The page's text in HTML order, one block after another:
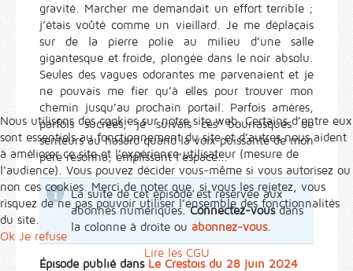
gravité. Marcher me demandait un effort terrible ;
j’étais voûté comme un vieillard. Je me déplaçais
sur de la pierre polie au milieu d’une salle
gigantesque et froide, plongée dans le noir absolu.
Seules des vagues odorantes me parvenaient et je
ne pouvais me fier qu’à elles pour trouver mon
chemin jusqu’au prochain portail. Parfois amères,
parfois sucrées, je suivais ces bourrasques de
senteurs au hasard quand la voix puissante de mon
père résonna, emplissant l’espace...
La suite de cet épisode est réservée aux
abonnés numériques.Connectez-vousdans
la colonne à droite ou abonnez-vous.
Épisode publié dans Le Crestois du 28 juin 2024
Nous utilisons des cookies sur notre site web. Certains d’entre eux
sont essentiels au fonctionnement du site et d’autres nous aident
à améliorer ce site et l’expérience utilisateur (mesure de
l'audience). Vous pouvez décider vous-même si vous autorisez ou
non ces cookies. Merci de noter que, si vous les rejetez, vous
risquez de ne pas pouvoir utiliser l’ensemble des fonctionnalités
du site.
Ok Je refuse
Lire les CGU